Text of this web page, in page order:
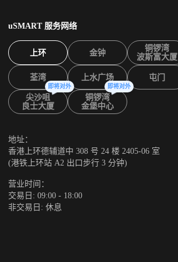
uSMART 服务网络
上环 金钟
铜锣湾
波斯富大厦
荃湾 上水广场 屯门
尖沙咀
良士大厦
即将对外
铜锣湾
金堡中心
即将对外
地址：
香港上环德辅道中 308 号 24 楼 2405-06 室
(港铁上环站 A2 出口步行 3 分钟)
营业时间：
交易日: 09:00 - 18:00
非交易日: 休息